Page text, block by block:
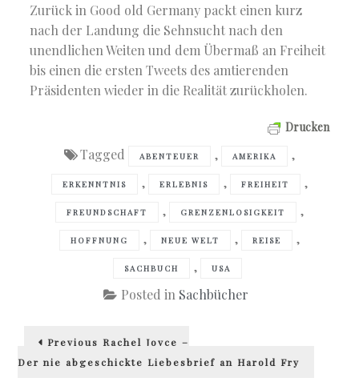
Zurück in Good old Germany packt einen kurz
nach der Landung die Sehnsucht nach den
unendlichen Weiten und dem Übermaß an Freiheit
bis einen die ersten Tweets des amtierenden
Präsidenten wieder in die Realität zurückholen.
Drucken
Tagged ABENTEUER , AMERIKA ,
ERKENNTNIS , ERLEBNIS , FREIHEIT ,
FREUNDSCHAFT , GRENZENLOSIGKEIT ,
HOFFNUNG , NEUE WELT , REISE ,
SACHBUCH , USA
Posted in Sachbücher
Beitragsnavigation
Previous Previous
Rachel Joyce –
Der nie abgeschickte Liebesbrief an Harold Fry